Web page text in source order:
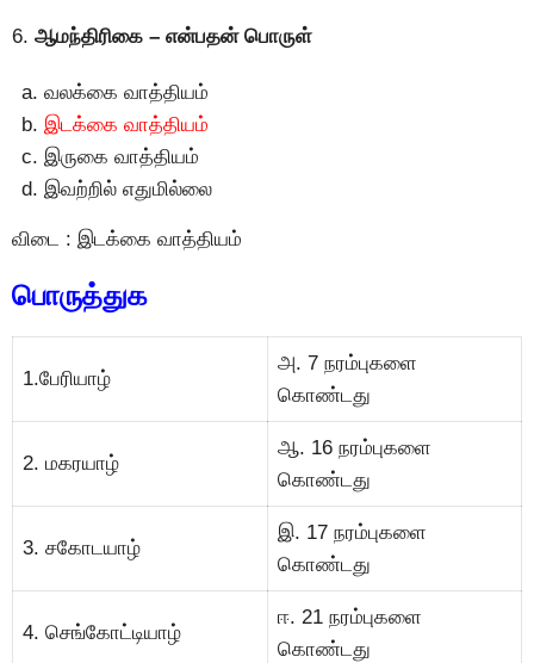
6. ஆமந்திரிகை – என்பதன் பொருள்
வலக்கை வாத்தியம்
இடக்கை வாத்தியம்
இருகை வாத்தியம்
இவற்றில் எதுமில்லை
விடை : இடக்கை வாத்தியம்
பொருத்துக
1.பேரியாழ்
அ. 7 நரம்புகளை
கொண்டது
2. மகரயாழ்
ஆ. 16 நரம்புகளை
கொண்டது
3. சகோடயாழ்
இ. 17 நரம்புகளை
கொண்டது
4. செங்கோட்டியாழ்
ஈ. 21 நரம்புகளை
கொண்டது